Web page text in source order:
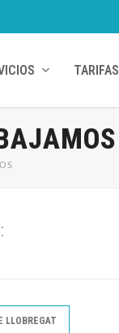
TARIFAS
LLOBREGAT